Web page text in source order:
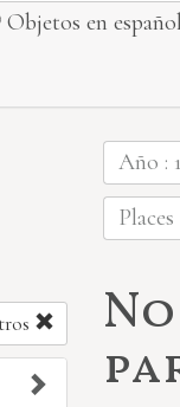
Objetos en español
Año :